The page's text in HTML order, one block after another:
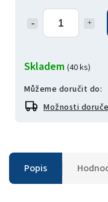
Skladem (40 ks)
Můžeme doručit do:
Možnosti
Popis